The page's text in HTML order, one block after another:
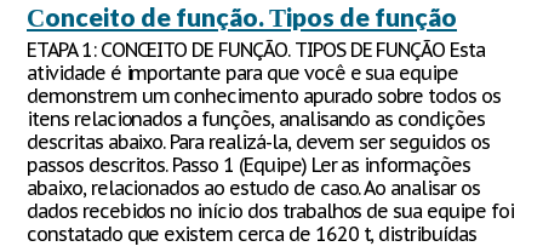
Сonceito de função. Тipos de função
ETAPA 1: CONCEITO DE FUNÇÃO. TIPOS DE FUNÇÃO Esta
atividade é importante para que você e sua equipe
demonstrem um conhecimento apurado sobre todos os
itens relacionados a funções, analisando as condições
descritas abaixo. Para realizá-la, devem ser seguidos os
passos descritos. Passo 1 (Equipe) Ler as informações
abaixo, relacionados ao estudo de caso. Ao analisar os
dados recebidos no início dos trabalhos de sua equipe foi
constatado que existem cerca de 1620 t, distribuídas